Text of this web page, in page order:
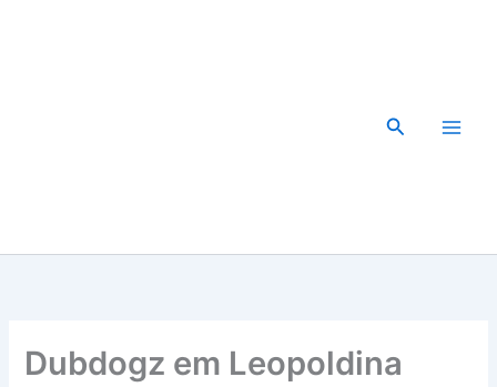
Pesquisar
Dubdogz em Leopoldina